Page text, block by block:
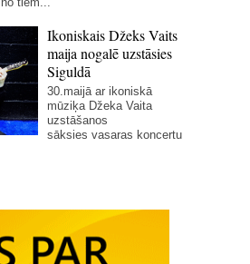
Ikoniskais Džeks Vaits
maija nogalē uzstāsies
Siguldā
30.maijā ar ikoniskā
mūziķa Džeka Vaita
uzstāšanos
sāksies vasaras koncertu